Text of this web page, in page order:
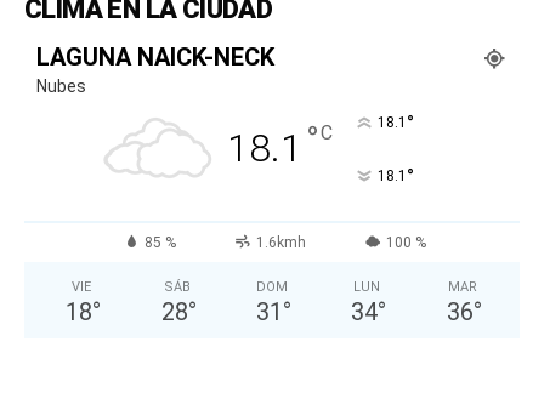
CLIMA EN LA CIUDAD
LAGUNA NAICK-NECK
Nubes
18.1 °C 18.1 °
18.1 °
85 % 1.6kmh 100 %
VIE
18°
SÁB
28°
DOM
31 °
LUN
34°
MAR
36°